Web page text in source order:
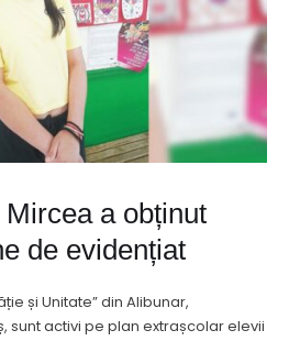
a obținut
de evidențiat
și Unitate” din Alibunar,
sunt activi pe plan extrașcolar elevii